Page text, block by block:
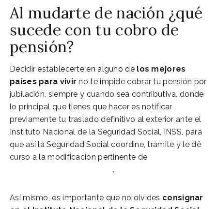
Al mudarte de nación ¿qué
sucede con tu cobro de
pensión?
Decidir establecerte en alguno de los mejores
países para vivir no te impide cobrar tu pensión por
jubilación, siempre y cuando sea contributiva, donde
lo principal que tienes que hacer es notificar
previamente tu traslado definitivo al exterior ante el
Instituto Nacional de la Seguridad Social, INSS, para
que así la Seguridad Social coordine, tramite y le dé
curso a la modificación pertinente de
domiciliación de pensión.
Así mismo, es importante que no olvides consignar